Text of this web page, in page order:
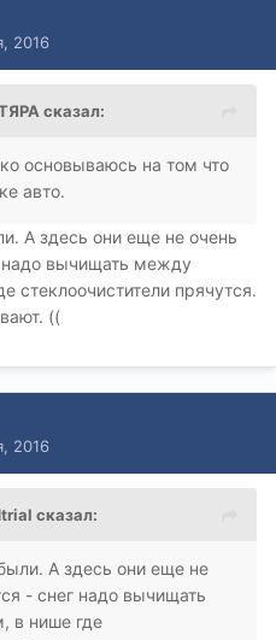
2016
сказал:
основываюсь на том что
авто.
А здесь они еще не очень
надо вычищать между
стеклоочистители прячутся.
((
2016
сказал:
А здесь они еще не
- снег надо вычищать
в нише где